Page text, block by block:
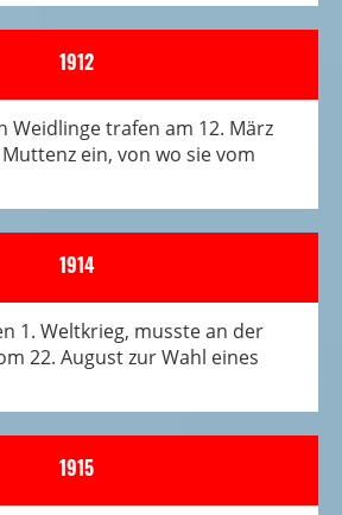
1912
Weidlinge trafen am 12. März
ein, von wo sie vom
1914
1. Weltkrieg, musste an der
22. August zur Wahl eines
1915